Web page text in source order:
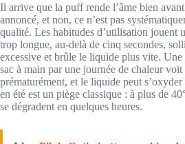
Il arrive que la puff rende l’âme bien
annoncé, et non, ce n’est pas
qualité. Les habitudes d’utilisation jouent
trop longue, au-delà de cinq secondes,
excessive et brûle le liquide plus vite.
sac à main par une journée de chaleur voit
prématurément, et le liquide peut
en été est un piège classique : à plus de
se dégradent en quelques heures.